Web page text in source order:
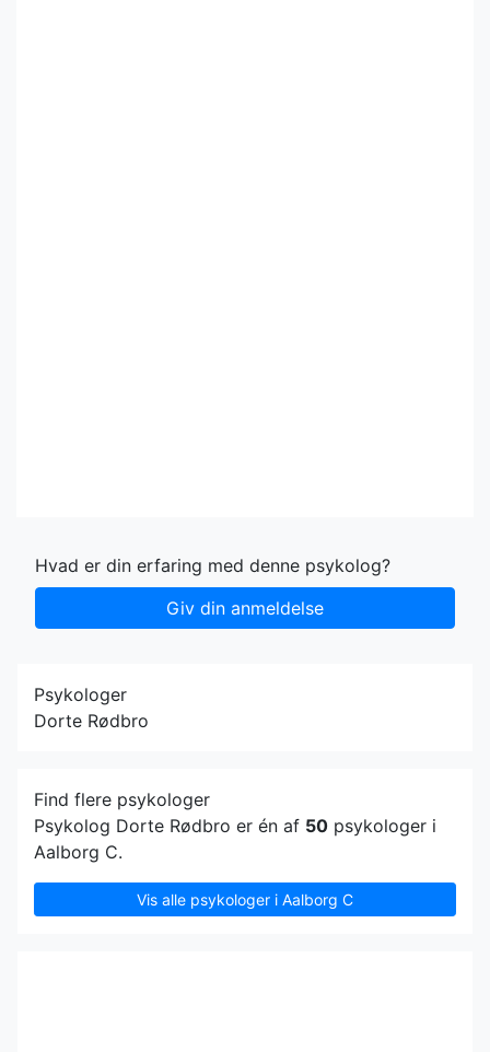
Hvad er din erfaring med denne psykolog?
Giv din anmeldelse
Psykologer
Dorte Rødbro
Find flere psykologer
Psykolog Dorte Rødbro er én af 50 psykologer i
Aalborg C.
Vis alle psykologer i Aalborg C